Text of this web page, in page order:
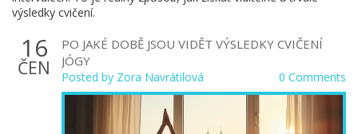
výsledky cvičení.
16
ČEN
PO JAKÉ DOBĚ JSOU VIDĚT VÝSLEDKY CVIČENÍ
JÓGY
Posted by Zora Navrátilová 0 Comments